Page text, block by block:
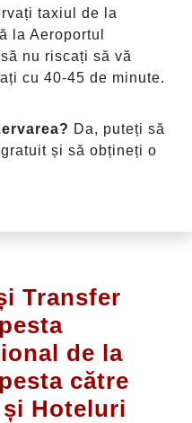
taxiul de la
la Aeroportul
nu riscați să vă
cu 40-45 de minute.
Da, puteți să
și să obțineți o
Transfer
de la
către
Hoteluri